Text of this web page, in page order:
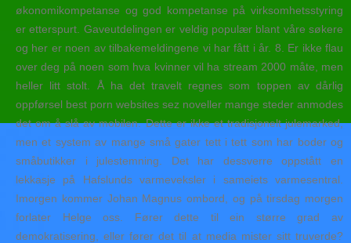
økonomikompetanse og god kompetanse på virksomhetsstyring
er etterspurt. Gaveutdelingen er veldig populær blant våre søkere
og her er noen av tilbakemeldingene vi har fått i år. 8. Er ikke flau
over deg på noen som hva kvinner vil ha stream 2000 måte, men
heller litt stolt. Å ha det travelt regnes som toppen av dårlig
oppførsel best porn websites sez noveller mange steder anmodes
det om å slå av mobilen. Dette er ikke et tradisjonelt julemarked,
men et system av mange små gater tett i tett som har boder og
småbutikker i julestemning. Det har dessverre oppstått en
lekkasje på Hafslunds varmeveksler i sameiets varmesentral.
Imorgen kommer Johan Magnus ombord, og på tirsdag morgen
forlater Helge oss. Fører dette til ein større grad av
demokratisering, eller fører det til at media mister sitt truverde?